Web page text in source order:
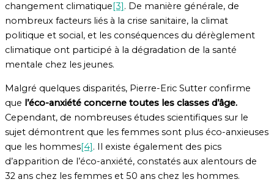
changement climatique[3]. De manière générale, de
nombreux facteurs liés à la crise sanitaire, la climat
politique et social, et les conséquences du dérèglement
climatique ont participé à la dégradation de la santé
mentale chez les jeunes.
Malgré quelques disparités, Pierre-Eric Sutter confirme
que l’éco-anxiété concerne toutes les classes d’âge.
Cependant, de nombreuses études scientifiques sur le
sujet démontrent que les femmes sont plus éco-anxieuses
que les hommes[4]. Il existe également des pics
d’apparition de l’éco-anxiété, constatés aux alentours de
32 ans chez les femmes et 50 ans chez les hommes.